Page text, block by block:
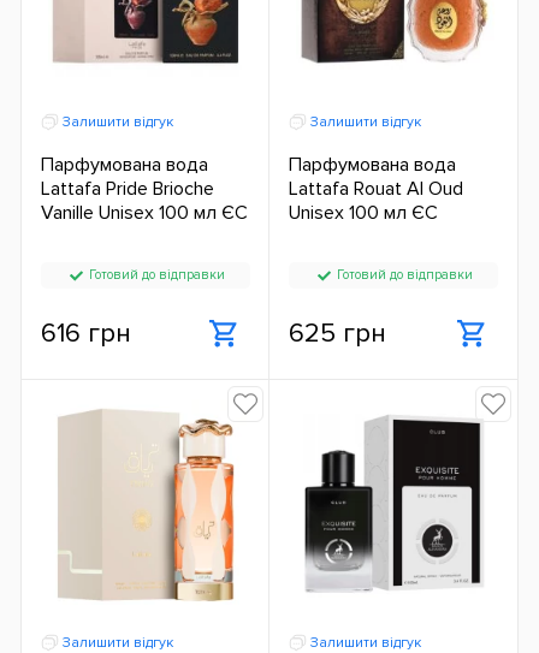
Залишити відгук
Парфумована вода
Lattafa Pride Brioche
Vanille Unisex 100 мл ЄС
Готовий до відправки
616 грн
Залишити відгук
Парфумована вода
Lattafa Rouat Al Oud
Unisex 100 мл ЄС
Готовий до відправки
625 грн
Залишити відгук Залишити відгук